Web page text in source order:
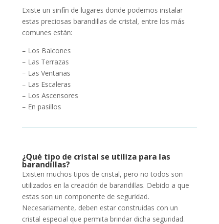
Existe un sinfín de lugares donde podemos instalar
estas preciosas barandillas de cristal, entre los más
comunes están:
– Los Balcones
– Las Terrazas
– Las Ventanas
– Las Escaleras
– Los Ascensores
– En pasillos
¿Qué tipo de cristal se utiliza para las
barandillas?
Existen muchos tipos de cristal, pero no todos son
utilizados en la creación de barandillas. Debido a que
estas son un componente de seguridad.
Necesariamente, deben estar construidas con un
cristal especial que permita brindar dicha seguridad.